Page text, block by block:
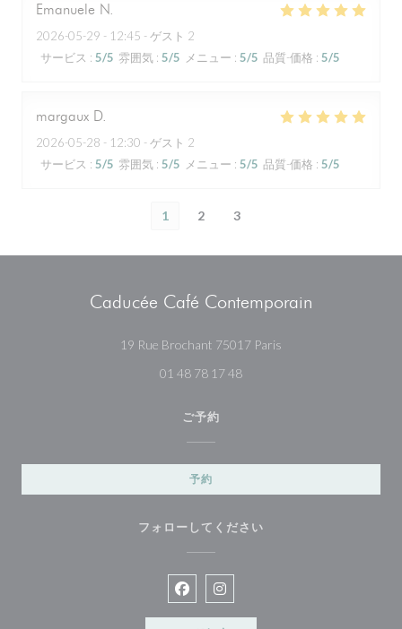
Emanuele N
2026-05-29 - 12:45 - ゲスト 2
サービス : 5/5 雰囲気 : 5/5 メニュー : 5/5 品質-価格 : 5/5
margaux D
2026-05-28 - 12:30 - ゲスト 2
サービス : 5/5 雰囲気 : 5/5 メニュー : 5/5 品質-価格 : 5/5
1 2 3
Caducée Café Contemporain
19 Rue Brochant 75017 Paris
01 48 78 17 48
ご予約
予約
フォローしてください
Facebook ((新しいウィンドウで
Instagram ((新しいウィンド